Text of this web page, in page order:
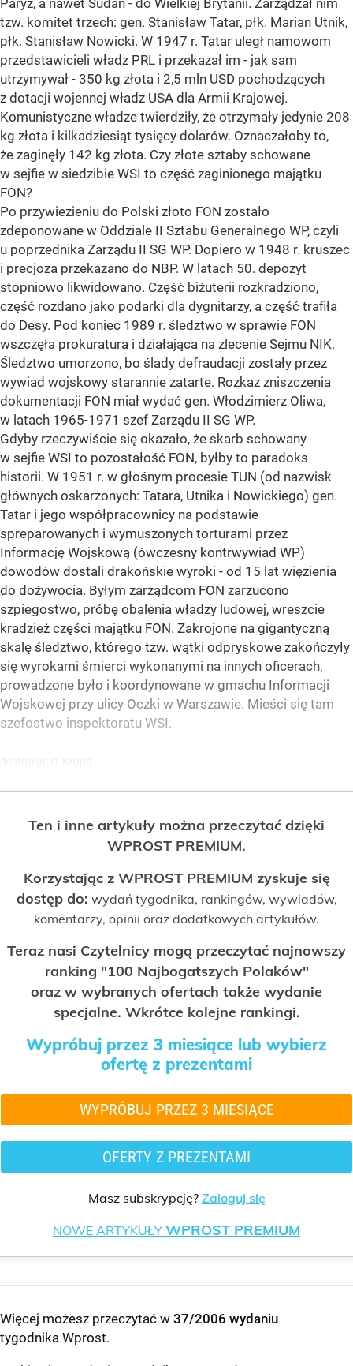
Paryż, a nawet Sudan - do Wielkiej Brytanii. Zarządzał nim
tzw. komitet trzech: gen. Stanisław Tatar, płk. Marian Utnik,
płk. Stanisław Nowicki. W 1947 r. Tatar uległ namowom
przedstawicieli władz PRL i przekazał im - jak sam
utrzymywał - 350 kg złota i 2,5 mln USD pochodzących
z dotacji wojennej władz USA dla Armii Krajowej.
Komunistyczne władze twierdziły, że otrzymały jedynie 208
kg złota i kilkadziesiąt tysięcy dolarów. Oznaczałoby to,
że zaginęły 142 kg złota. Czy złote sztaby schowane
w sejfie w siedzibie WSI to część zaginionego majątku
FON?
Po przywiezieniu do Polski złoto FON zostało
zdeponowane w Oddziale II Sztabu Generalnego WP, czyli
u poprzednika Zarządu II SG WP. Dopiero w 1948 r. kruszec
i precjoza przekazano do NBP. W latach 50. depozyt
stopniowo likwidowano. Część biżuterii rozkradziono,
część rozdano jako podarki dla dygnitarzy, a część trafiła
do Desy. Pod koniec 1989 r. śledztwo w sprawie FON
wszczęła prokuratura i działająca na zlecenie Sejmu NIK.
Śledztwo umorzono, bo ślady defraudacji zostały przez
wywiad wojskowy starannie zatarte. Rozkaz zniszczenia
dokumentacji FON miał wydać gen. Włodzimierz Oliwa,
w latach 1965-1971 szef Zarządu II SG WP.
Gdyby rzeczywiście się okazało, że skarb schowany
w sejfie WSI to pozostałość FON, byłby to paradoks
historii. W 1951 r. w głośnym procesie TUN (od nazwisk
głównych oskarżonych: Tatara, Utnika i Nowickiego) gen.
Tatar i jego współpracownicy na podstawie
spreparowanych i wymuszonych torturami przez
Informację Wojskową (ówczesny kontrwywiad WP)
dowodów dostali drakońskie wyroki - od 15 lat więzienia
do dożywocia. Byłym zarządcom FON zarzucono
szpiegostwo, próbę obalenia władzy ludowej, wreszcie
kradzież części majątku FON. Zakrojone na gigantyczną
skalę śledztwo, którego tzw. wątki odpryskowe zakończyły
się wyrokami śmierci wykonanymi na innych oficerach,
prowadzone było i koordynowane w gmachu Informacji
Wojskowej przy ulicy Oczki w Warszawie. Mieści się tam
szefostwo inspektoratu WSI.
Ilustracja: D. Krupa
Ten i inne artykuły można przeczytać dzięki
WPROST PREMIUM.
Korzystając z WPROST PREMIUM zyskuje się
dostęp do: wydań tygodnika, rankingów, wywiadów,
komentarzy, opinii oraz dodatkowych artykułów.
Teraz nasi Czytelnicy mogą przeczytać najnowszy
ranking "100 Najbogatszych Polaków"
oraz w wybranych ofertach także wydanie
specjalne. Wkrótce kolejne rankingi.
Wypróbuj przez 3 miesiące lub wybierz
ofertę z prezentami
WYPRÓBUJ PRZEZ 3 MIESIĄCE
OFERTY Z PREZENTAMI
Masz subskrypcję? Zaloguj się
NOWE ARTYKUŁY WPROST PREMIUM
Więcej możesz przeczytać w 37/2006 wydaniu
tygodnika Wprost.